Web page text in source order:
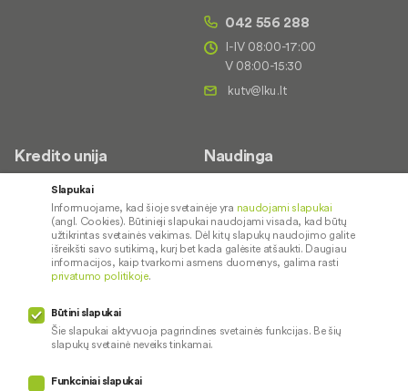
042 556 288
I-IV 08:00-17:00
V 08:00-15:30
Kredito unija
Apie mus
Kontaktai
Karjera
Socialinė atsakomybė
Naudinga
Palūkanų normos
Paslaugų teikimo sąlygos ir
įkainiai
Pranešėjų apsauga
Slapukai
Informuojame, kad šioje svetainėje yra naudojami slapukai
(angl. Cookies). Būtinieji slapukai naudojami visada, kad būtų
užtikrintas svetainės veikimas. Dėl kitų slapukų naudojimo galite
išreikšti savo sutikimą, kurį bet kada galėsite atšaukti. Daugiau
informacijos, kaip tvarkomi asmens duomenys, galima rasti
privatumo politikoje.
Būtini slapukai
Šie slapukai aktyvuoja pagrindines svetainės funkcijas. Be šių
slapukų svetainė neveiks tinkamai.
Funkciniai slapukai